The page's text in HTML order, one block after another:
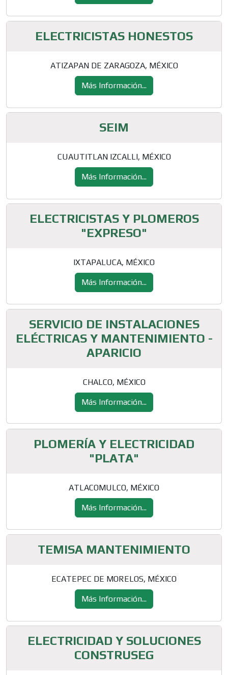
ELECTRICISTAS HONESTOS
ATIZAPAN DE ZARAGOZA, MÉXICO
Más Información...
SEIM
CUAUTITLAN IZCALLI, MÉXICO
Más Información...
ELECTRICISTAS Y PLOMEROS
"EXPRESO"
IXTAPALUCA, MÉXICO
Más Información...
SERVICIO DE INSTALACIONES
ELÉCTRICAS Y MANTENIMIENTO -
APARICIO
CHALCO, MÉXICO
Más Información...
PLOMERÍA Y ELECTRICIDAD
"PLATA"
ATLACOMULCO, MÉXICO
Más Información...
TEMISA MANTENIMIENTO
ECATEPEC DE MORELOS, MÉXICO
Más Información...
ELECTRICIDAD Y SOLUCIONES
CONSTRUSEG